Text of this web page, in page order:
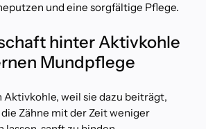
und eine sorgfältige Pflege.
hinter Aktivkohle
Mundpflege
weil sie dazu beiträgt,
Zähne mit der Zeit weniger
a
a
u
e
l